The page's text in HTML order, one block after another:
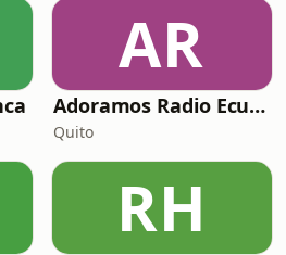
AR
Adoramos Radio Ecuador
Quito
RH